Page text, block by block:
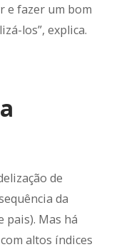
e fazer um bom
los”, explica.
de
da
pais). Mas há
altos índices